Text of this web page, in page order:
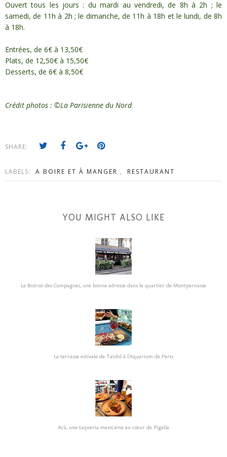
Ouvert tous les jours : du mardi au vendredi, de 8h à 2h ; le
samedi, de 11h à 2h ; le dimanche, de 11h à 18h et le lundi, de 8h
à 18h.
Entrées, de 6€ à 13,50€
Plats, de 12,50€ à 15,50€
Desserts, de 6€ à 8,50€
Crédit photos : ©La Parisienne du Nord
SHARE:
LABELS: A BOIRE ET À MANGER , RESTAURANT
YOU MIGHT ALSO LIKE
Le Bistrot des Campagnes, une bonne adresse dans le quartier de Montparnasse
La terrasse estivale de Taishō à l'Aquarium de Paris
Acà, une taqueria mexicaine au cœur de Pigalle